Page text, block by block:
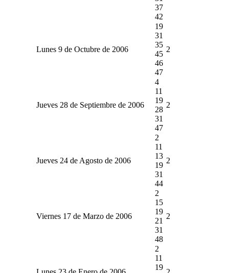
37
42
Lunes 9 de Octubre de 2006
19
31
35
45
46
47
2
Jueves 28 de Septiembre de 2006
4
11
19
28
31
47
2
Jueves 24 de Agosto de 2006
2
11
13
19
31
44
2
Viernes 17 de Marzo de 2006
2
15
19
21
31
48
2
2
11
19